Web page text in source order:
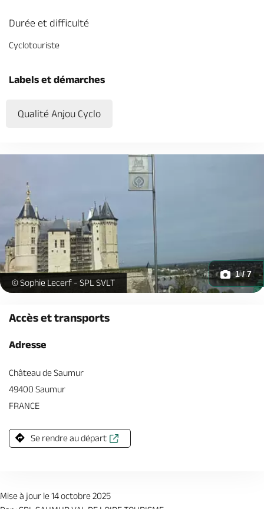
Durée et difficulté
Cyclotouriste
Labels et démarches
Qualité Anjou Cyclo
p1230712-713708 -
© Sophie Lecerf - SPL SVLT
1 / 7
Accès et transports
Adresse
Château de Saumur
49400 Saumur
FRANCE
Se rendre au départ
Mise à jour le 14 octobre 2025